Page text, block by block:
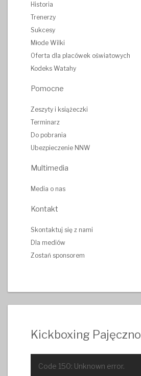
Historia
Trenerzy
Sukcesy
Młode Wilki
Oferta dla placówek oświatowych
Kodeks Watahy
Pomocne
Zeszyty i książeczki
Terminarz
Do pobrania
Ubezpieczenie NNW
Multimedia
Media o nas
Kontakt
Skontaktuj się z nami
Dla mediów
Zostań sponsorem
Kickboxing Pajęczno
Code 150: Unknown error.